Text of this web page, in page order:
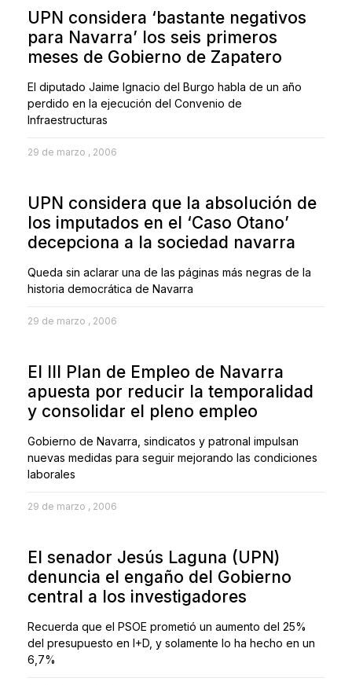
UPN considera ‘bastante negativos
para Navarra’ los seis primeros
meses de Gobierno de Zapatero
El diputado Jaime Ignacio del Burgo habla de un año
perdido en la ejecución del Convenio de
Infraestructuras
29 de marzo , 2006
UPN considera que la absolución de
los imputados en el ‘Caso Otano’
decepciona a la sociedad navarra
Queda sin aclarar una de las páginas más negras de la
historia democrática de Navarra
29 de marzo , 2006
El III Plan de Empleo de Navarra
apuesta por reducir la temporalidad
y consolidar el pleno empleo
Gobierno de Navarra, sindicatos y patronal impulsan
nuevas medidas para seguir mejorando las condiciones
laborales
29 de marzo , 2006
El senador Jesús Laguna (UPN)
denuncia el engaño del Gobierno
central a los investigadores
Recuerda que el PSOE prometió un aumento del 25%
del presupuesto en I+D, y solamente lo ha hecho en un
6,7%